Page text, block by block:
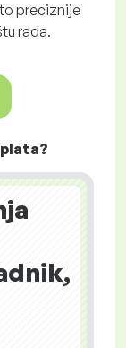
preciznije
rada.